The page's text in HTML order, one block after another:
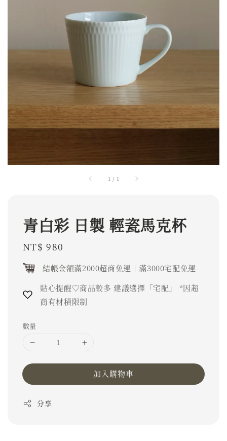
1 / 1
青白彩 日製 輕瓷馬克杯
Regular
price
NT$ 980
結帳金額滿2000超商免運｜滿3000宅配免運
貼心提醒♡商品較多 建議選擇「宅配」 *因超
商有材積限制
數量
加入購物車
分享